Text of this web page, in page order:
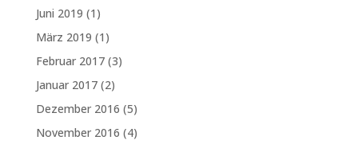
Juni 2019 (1)
März 2019 (1)
Februar 2017(3)
Januar 2017(2)
Dezember 2016 (5)
November 2016 (4)